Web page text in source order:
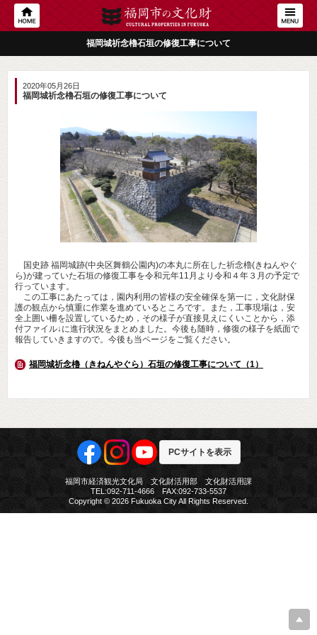
福岡城祈念櫓石垣の修復工事について
2020年05月26日
福岡城祈念櫓石垣の修復工事について
国史跡 福岡城跡(中央区舞鶴公園内)の本丸に所在した祈念櫓(きねんやぐ
ら)が建っていた石垣の修復工事を令和元年11月より令和４年３月の予定で
行っています。
この工事にあたっては，園内利用の皆様の安全確保を第一に，文化財保
護の観点から慎重に作業を進めているところです。また，工事現場は，安
全上囲い柵を設置しているため，その様子が直接見えにくいことから，添
付ファイル↓に進行状況をまとめました。今後も随時，修復の様子を紙面で
報告していきますので。今後も当ページをご覧ください。
福岡城祈念櫓（きねんやぐら）石垣の修復工事について（1）
PCサイトを表示
福岡市経済観光文化局 文化財活用部 文化財活用課
TEL:092-711-4666 FAX:092-733-5537
Copyright © 2026 Fukuoka City All Rights Reserved.